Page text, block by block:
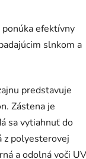
ponúka efektívny
slnkom a
predstavuje
Zástena je
sa vytiahnuť do
z polyesterovej
a odolná voči UV